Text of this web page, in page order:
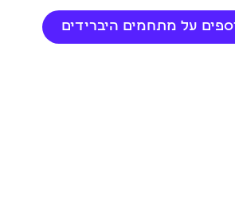
על מתחמים היברידים